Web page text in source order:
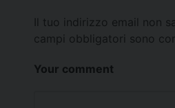
Il tuo indirizzo email non
campi obbligatori sono
Your comment